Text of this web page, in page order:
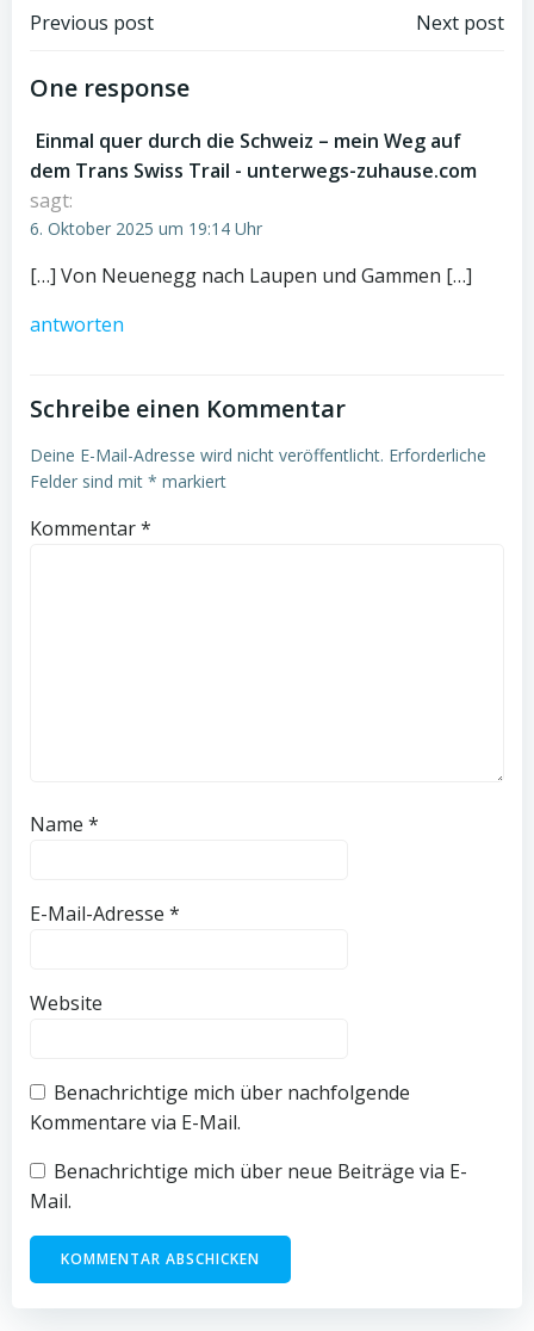
Post
navigation
Previous post Next post
One response
Einmal quer durch die Schweiz – mein Weg auf
dem Trans Swiss Trail - unterwegs-zuhause.com
sagt:
6. Oktober 2025 um 19:14 Uhr
[…] Von Neuenegg nach Laupen und Gammen […]
antworten
Schreibe einen Kommentar
Deine E-Mail-Adresse wird nicht veröffentlicht. Erforderliche
Felder sind mit * markiert
Kommentar*
Name *
E-Mail-Adresse *
Website
Benachrichtige mich über nachfolgende
Kommentare via E-Mail.
Benachrichtige mich über neue Beiträge via E-
Mail.